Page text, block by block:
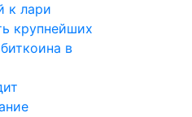
к лари
крупнейших
в